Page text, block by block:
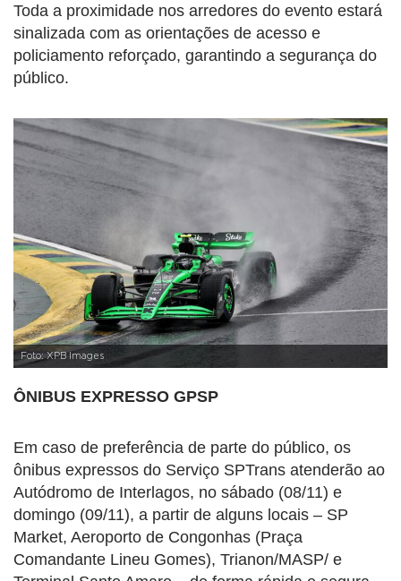
Toda a proximidade nos arredores do evento estará
sinalizada com as orientações de acesso e
policiamento reforçado, garantindo a segurança do
público.
Foto: XPB Images
ÔNIBUS EXPRESSO GPSP
Em caso de preferência de parte do público, os
ônibus expressos do Serviço SPTrans atenderão ao
Autódromo de Interlagos, no sábado (08/11) e
domingo (09/11), a partir de alguns locais – SP
Market, Aeroporto de Congonhas (Praça
Comandante Lineu Gomes), Trianon/MASP/ e